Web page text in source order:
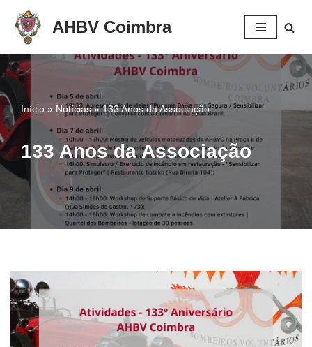
Avançar
para
o
conteúdo
AHBV Coimbra
Início » Notícias»133 Anos da Associação
133 Anos da Associação